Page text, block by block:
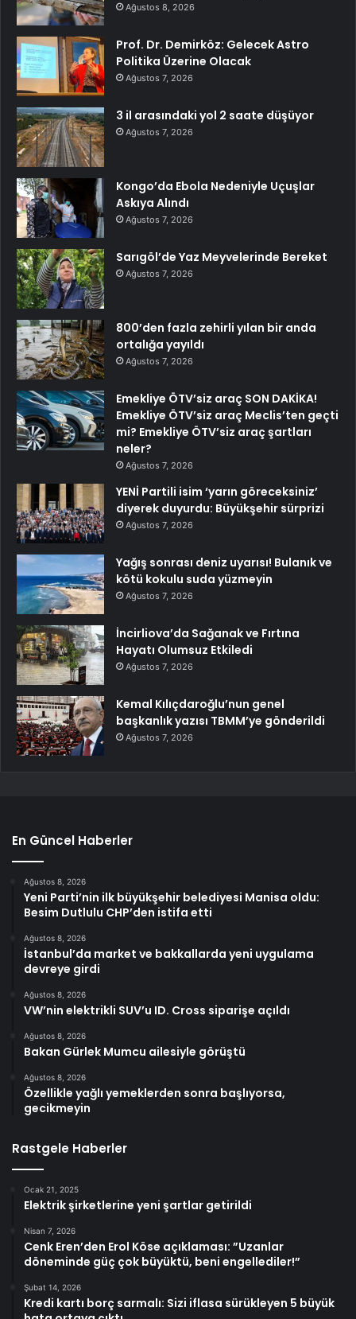
Ağustos 8, 2026
Prof. Dr. Demirköz: Gelecek Astro
Politika Üzerine Olacak
Ağustos 7, 2026
3 il arasındaki yol 2 saate düşüyor
Ağustos 7, 2026
Kongo’da Ebola Nedeniyle Uçuşlar
Askıya Alındı
Ağustos 7, 2026
Sarıgöl’de Yaz Meyvelerinde Bereket
Ağustos 7, 2026
800’den fazla zehirli yılan bir anda
ortalığa yayıldı
Ağustos 7, 2026
Emekliye ÖTV’siz araç SON DAKİKA!
Emekliye ÖTV’siz araç Meclis’ten geçti
mi? Emekliye ÖTV’siz araç şartları
neler?
Ağustos 7, 2026
YENİ Partili isim ‘yarın göreceksiniz’
diyerek duyurdu: Büyükşehir sürprizi
Ağustos 7, 2026
Yağış sonrası deniz uyarısı! Bulanık ve
kötü kokulu suda yüzmeyin
Ağustos 7, 2026
İncirliova’da Sağanak ve Fırtına
Hayatı Olumsuz Etkiledi
Ağustos 7, 2026
Kemal Kılıçdaroğlu’nun genel
başkanlık yazısı TBMM’ye gönderildi
Ağustos 7, 2026
En Güncel Haberler
Ağustos 8, 2026
Yeni Parti’nin ilk büyükşehir belediyesi Manisa oldu:
Besim Dutlulu CHP’den istifa etti
Ağustos 8, 2026
İstanbul’da market ve bakkallarda yeni uygulama
devreye girdi
Ağustos 8, 2026
VW’nin elektrikli SUV’u ID. Cross siparişe açıldı
Ağustos 8, 2026
Bakan Gürlek Mumcu ailesiyle görüştü
Ağustos 8, 2026
Özellikle yağlı yemeklerden sonra başlıyorsa,
gecikmeyin
Rastgele Haberler
Ocak 21, 2025
Elektrik şirketlerine yeni şartlar getirildi
Nisan 7, 2026
Cenk Eren’den Erol Köse açıklaması: ”Uzanlar
döneminde güç çok büyüktü, beni engellediler!”
Şubat 14, 2026
Kredi kartı borç sarmalı: Sizi iflasa sürükleyen 5 büyük